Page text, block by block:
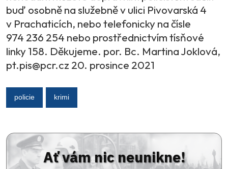
buď osobně na služebně v ulici Pivovarská 4
v Prachaticích, nebo telefonicky na čísle
974 236 254 nebo prostřednictvím tísňové
linky 158. Děkujeme. por. Bc. Martina Joklová,
pt.pis@pcr.cz 20. prosince 2021
policie krimi
Ať vám nic neunikne!